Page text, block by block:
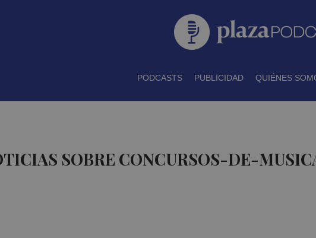
PODCASTS PUBLICIDAD QUIÉNES
SOBRE CONCURSOS-DE-